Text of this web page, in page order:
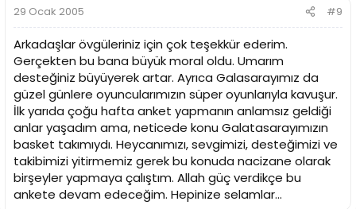
29 Ocak 2005 #9
Arkadaşlar övgüleriniz için çok teşekkür ederim.
Gerçekten bu bana büyük moral oldu. Umarım
desteğiniz büyüyerek artar. Ayrıca Galasarayımız da
güzel günlere oyuncularımızın süper oyunlarıyla kavuşur.
İlk yarıda çoğu hafta anket yapmanın anlamsız geldiği
anlar yaşadım ama, neticede konu Galatasarayımızın
basket takımıydı. Heycanımızı, sevgimizi, desteğimizi ve
takibimizi yitirmemiz gerek bu konuda nacizane olarak
birşeyler yapmaya çalıştım. Allah güç verdikçe bu
ankete devam edeceğim. Hepinize selamlar...